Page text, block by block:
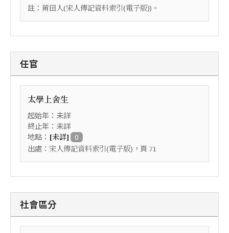
註： 莆田人(宋人傳記資料索引(電子版))。
任官
太學上舍生
起始年：未詳
終止年：未詳
地點： [未詳] 0
出處： 宋人傳記資料索引(電子版) ，頁 71
社會區分